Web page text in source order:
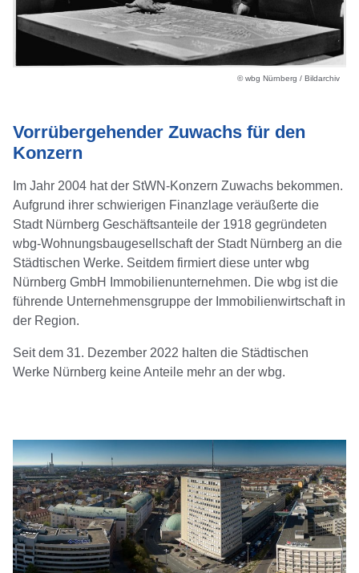
© wbg Nürnberg / Bildarchiv
Vorrübergehender Zuwachs für den
Konzern
Im Jahr 2004 hat der StWN-Konzern Zuwachs bekommen.
Aufgrund ihrer schwierigen Finanzlage veräußerte die
Stadt Nürnberg Geschäftsanteile der 1918 gegründeten
wbg-Wohnungsbaugesellschaft der Stadt Nürnberg an die
Städtischen Werke. Seitdem firmiert diese unter wbg
Nürnberg GmbH Immobilienunternehmen. Die wbg ist die
führende Unternehmensgruppe der Immobilienwirtschaft in
der Region.
Seit dem 31. Dezember 2022 halten die Städtischen
Werke Nürnberg keine Anteile mehr an der wbg.